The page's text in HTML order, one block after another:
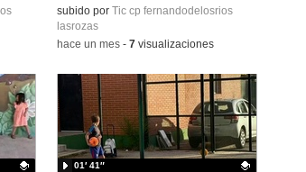
Contenido educativo.
subido por
Tic cp fernandodelosrios
lasrozas
-hace un mes- 7 visualizaciones
01′ 41″